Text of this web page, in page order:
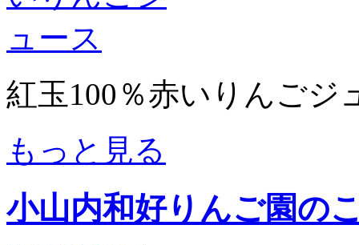
紅玉100％赤いりんごジ
もっと見る
小山内和好りんご園の